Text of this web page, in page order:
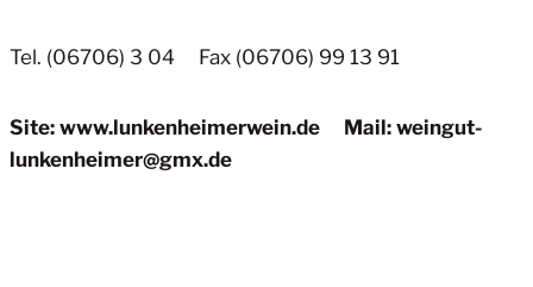
Tel. (06706) 3 04 Fax (06706) 99 13 91
Site: www.lunkenheimerwein.de Mail: weingut-
lunkenheimer@gmx.de